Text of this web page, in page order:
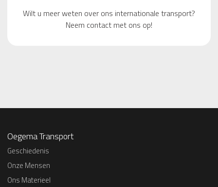
Wilt u meer weten over ons internationale transport?
Neem contact met ons op!
Oegema Transport
Geschiedenis
Onze Mensen
Ons Materieel